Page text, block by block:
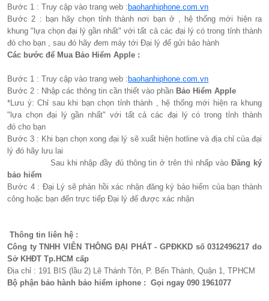
Bước 1 : Truy cập vào trang web : baohanhiphone.com.vn
Bước 2 : bạn hãy chọn tỉnh thành nơi bạn ở , hệ thống mới hiện ra
khung "lựa chọn đại lý gần nhất" với tất cả các đại lý có trong tỉnh thành
đó cho bạn , sau đó hãy đem máy tới Đại lý để gửi bảo hành
Các bước để Mua Bảo Hiểm Apple :
Bước 1 : Truy cập vào trang web : baohanhiphone.com.vn
Bước 2 : Nhập các thông tin cần thiết vào phần Bảo Hiểm Apple
*Lưu ý: Chỉ sau khi bạn chọn tỉnh thành , hệ thống mới hiện ra khung
"lựa chọn đại lý gần nhất" với tất cả các đại lý có trong tỉnh thành
đó cho bạn
Bước 3 : Khi bạn chọn xong đại lý sẽ xuất hiện hotline và địa chỉ của đại
lý đó hãy lưu lai
Sau khi nhập đầy đủ thông tin ở trên thì nhấp vào Đăng ký
bảo hiểm
Bước 4 : Đại Lý sẽ phản hồi xác nhận đăng ký bảo hiểm của bạn thành
công hoặc bạn đến trực tiếp Đại lý để được xác nhận
Thông tin liên hệ :
Công ty TNHH VIỄN THÔNG ĐẠI PHÁT - GPĐKKD số 0312496217 do
Sở KHĐT Tp.HCM cấp
Địa chỉ : 191 BIS (lầu 2) Lê Thánh Tôn, P. Bến Thành, Quận 1, TPHCM
Bộ phận bảo hành bảo hiểm iphone : Gọi ngay 090 1961077​